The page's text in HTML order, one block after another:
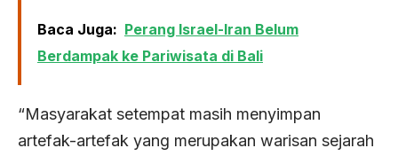
Baca Juga: Perang Israel-Iran Belum
Berdampak ke Pariwisata di Bali
“Masyarakat setempat masih menyimpan
artefak-artefak yang merupakan warisan sejarah